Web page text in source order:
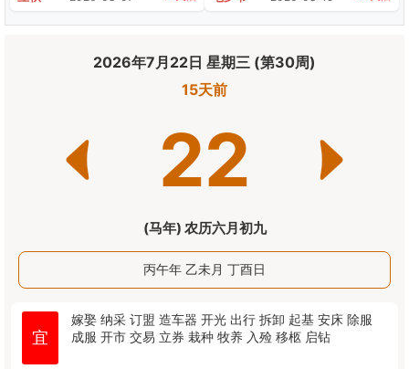
2026年7月22日 星期三 (第30周)
15天前
22
(马年) 农历六月初九
丙午年 乙未月 丁酉日
宜
嫁娶 纳采 订盟 造车器 开光 出行 拆卸 起基 安床 除服
成服 开市 交易 立券 栽种 牧养 入殓 移柩 启钻